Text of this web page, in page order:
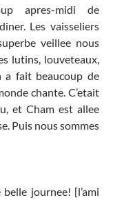
apres-midi de
Les vaisseliers
veillee nous
lutins, louveteaux,
a fait beaucoup de
chante. C’etait
et Cham est allee
Puis nous sommes
journee! [l’ami